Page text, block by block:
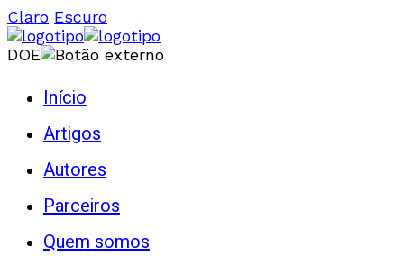
Claro Escuro
DOE
Início
Artigos
Autores
Parceiros
Quem somos